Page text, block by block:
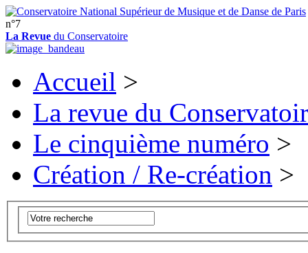
n°7
La Revue du Conservatoire
Accueil >
La revue du
Le cinquième numéro >
Création / Re-création >